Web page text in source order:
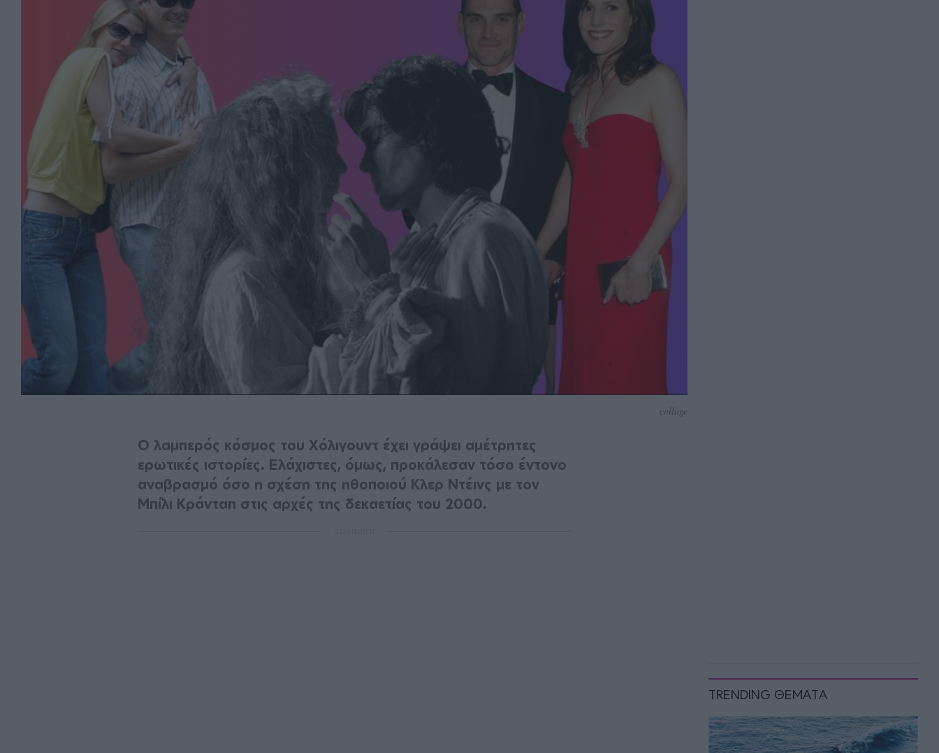
TRENDING ΘΕΜΑΤΑ
collage
Ο λαμπερός κόσμος του Χόλιγουντ έχει γράψει αμέτρητες
ερωτικές ιστορίες. Ελάχιστες, όμως, προκάλεσαν τόσο έντονο
αναβρασμό όσο η σχέση της ηθοποιού Κλερ Ντέινς με τον
Μπίλι Κράνταπ στις αρχές της δεκαετίας του 2000.